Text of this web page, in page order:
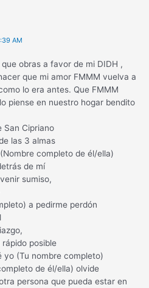
AM
obras a favor de mi DIDH ,
que mi amor FMMM vuelva a
lo era antes. Que FMMM
piense en nuestro hogar bendito
San Cipriano
las 3 almas
completo de él/ella)
de mí
sumiso,
a pedirme perdón
posible
yo (Tu nombre completo)
de él/ella) olvide
persona que pueda estar en